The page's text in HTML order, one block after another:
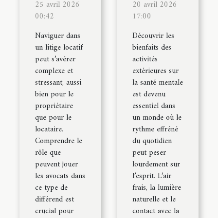
25 avril 2026
00:42
Naviguer dans
un litige locatif
peut s’avérer
complexe et
stressant, aussi
bien pour le
propriétaire
que pour le
locataire.
Comprendre le
rôle que
peuvent jouer
les avocats dans
ce type de
différend est
crucial pour
20 avril 2026
17:00
Découvrir les
bienfaits des
activités
extérieures sur
la santé mentale
est devenu
essentiel dans
un monde où le
rythme effréné
du quotidien
peut peser
lourdement sur
l’esprit. L’air
frais, la lumière
naturelle et le
contact avec la